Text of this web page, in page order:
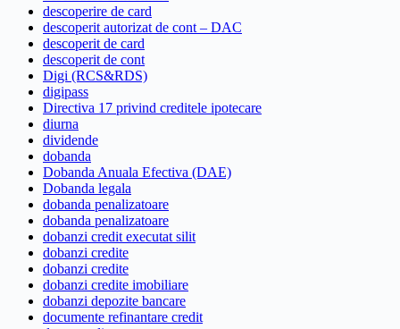
descoperire de card
descoperit autorizat de cont – DAC
descoperit de card
descoperit de cont
Digi (RCS&RDS)
digipass
Directiva 17 privind creditele ipotecare
diurna
dividende
dobanda
Dobanda Anuala Efectiva (DAE)
Dobanda legala
dobanda penalizatoare
dobanda penalizatoare
dobanzi credit executat silit
dobanzi credite
dobanzi credite
dobanzi credite imobiliare
dobanzi depozite bancare
documente refinantare credit